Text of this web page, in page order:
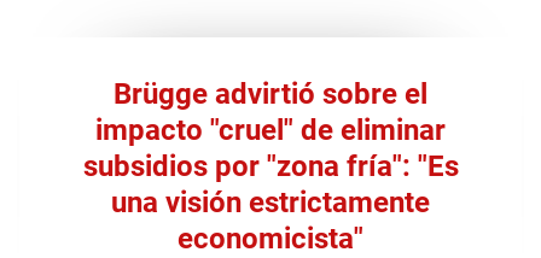
Brügge advirtió sobre el
impacto "cruel" de eliminar
subsidios por "zona fría": "Es
una visión estrictamente
economicista"